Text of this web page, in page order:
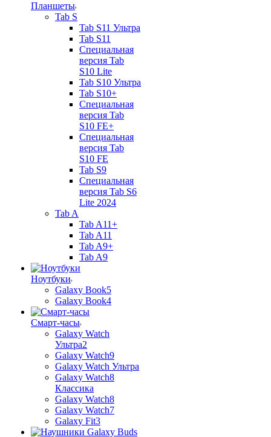
Планшеты
Tab S
Tab S11 Ультра
Tab S11
Специальная
версия Tab
S10 Lite
Tab S10 Ультра
Tab S10+
Специальная
версия Tab
S10 FE+
Специальная
версия Tab
S10 FE
Tab S9
Специальная
версия Tab S6
Lite 2024
Tab A
Tab A11+
Tab A11
Tab A9+
Tab A9
Ноутбуки
Galaxy Book5
Galaxy Book4
Смарт-часы
Galaxy Watch
Ультра2
Galaxy Watch9
Galaxy Watch Ультра
Galaxy Watch8
Классика
Galaxy Watch8
Galaxy Watch7
Galaxy Fit3